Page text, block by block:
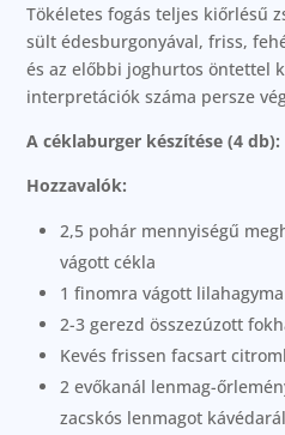
Tökéletes fogás teljes kiőrlésű
sült édesburgonyával, friss,
és az előbbi joghurtos öntettel
interpretációk száma persze
A céklaburger készítése (4 db):
Hozzavalók:
2,5 pohár mennyiségű
vágott cékla
1 finomra vágott lilahagyma
2-3 gerezd összezúzott
Kevés frissen facsart
2 evőkanál lenmag-
zacskós lenmagot